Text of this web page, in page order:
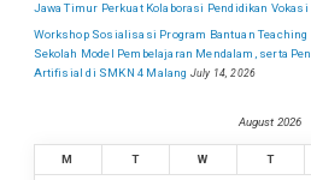
Jawa Timur Perkuat Kolaborasi Pendidikan
Workshop Sosialisasi Program Bantuan Teaching
Sekolah Model Pembelajaran Mendalam, serta
Artifisial di SMKN 4 Malang July 14, 2026
August 2026
M T W T